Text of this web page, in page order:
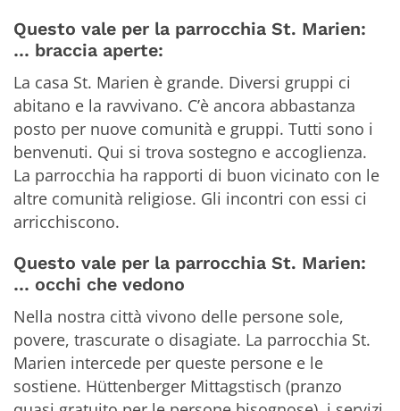
Questo vale per la parrocchia St. Marien:
… braccia aperte:
La casa St. Marien è grande. Diversi gruppi ci
abitano e la ravvivano. C’è ancora abbastanza
posto per nuove comunità e gruppi. Tutti sono i
benvenuti. Qui si trova sostegno e accoglienza.
La parrocchia ha rapporti di buon vicinato con le
altre comunità religiose. Gli incontri con essi ci
arricchiscono.
Questo vale per la parrocchia St. Marien:
… occhi che vedono
Nella nostra città vivono delle persone sole,
povere, trascurate o disagiate. La parrocchia St.
Marien intercede per queste persone e le
sostiene. Hüttenberger Mittagstisch (pranzo